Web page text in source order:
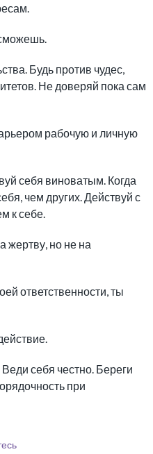
Будь против чудес,
Не доверяй пока сам
рабочую и личную
себя виноватым. Когда
чем других. Действуй с
к себе.
жертву, но не на
ответственности, ты
себя честно. Береги
при